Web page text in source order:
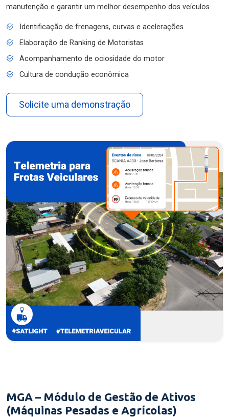
manutenção e garantir um melhor desempenho dos veículos.
Identificação de frenagens, curvas e acelerações
Elaboração de Ranking de Motoristas
Acompanhamento de ociosidade do motor
Cultura de condução econômica
Solicite uma demonstração
MGA – Módulo de Gestão de Ativos
(Máquinas Pesadas e Agrícolas)